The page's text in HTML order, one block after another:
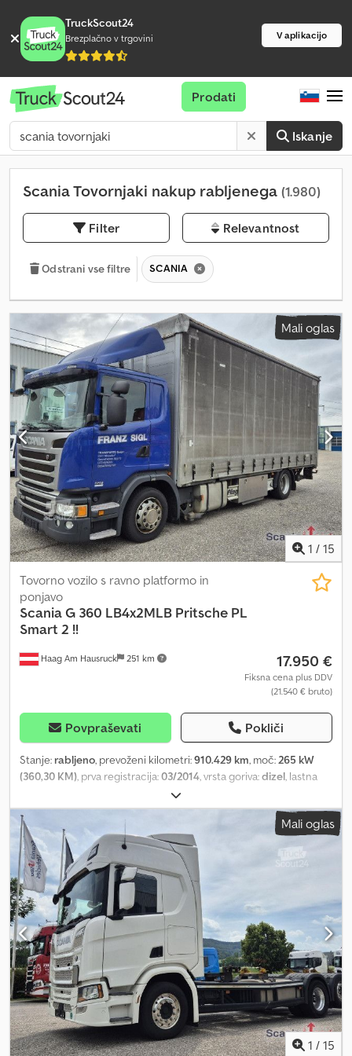
TruckScout24
Brezplačno v trgovini V aplikacijo
Iskanje
Prodati
Scania Tovornjaki nakup rabljenega (1.980)
Filter Relevantnost
Odstrani vse filtre SCANIA
Mali oglas
1 / 15
Haag Am Hausruck 251 km
Tovorno vozilo s ravno platformo in
ponjavo
ScaniaG 360 LB4x2MLB Pritsche PL
Smart 2 !!
17.950 €
Fiksna cena plus DDV
(21.540 € bruto)
Povpraševati Pokliči
Stanje: rabljeno, prevoženi kilometri:910.429 km, moč:265 kW
(360,30 KM), prva registracija:03/2014, vrsta goriva:dizel, lastna
, največja dovoljena obremenitev:
masa:18.000 kg, velikost pnevmatike:295/60 R22,5, konfiguracija
osi: 4x2 , medosna razdalja:
, voznikova
kabina:
drugo , vrsta prenosa:samodejen
vzmetenje:zrak, število sedežev: 2, Oprema:
ABS, dvižna zadnja
plošča, klimatska naprava, nadzor oprijema, nizka raven hrupa,
računalnik na krovu, spojka prikolice, tempomat, zapora
diferenciala
, Barva: Modra baltska, lastna teža: 9775 kg, dovoljena
skupna masa: 18000 kg, dimenzija pnevmatik: 295/60 R22.5, 1. os: , 2.
os: , zračna vzmetitev, nakladalna ploščad, retarder, digitalni
tahograf, elektronski zavorni sistem EBS, sistem za nadzor zdrsa
pogonskih koles ASR, prilagodljivi tempomat ACC, žarometi H7,
radio, večfunkcijski zaslon, priprava za mobilni telefon Bluetooth,
nastavljiv volanski stolpec, strešno okno, pomična streha, prikaz
zunanje temperature, megleni žarometi, ogledala za nadzor
robnika, širokokotna ogledala, blokada motorja, centralno
Mali oglas
1 / 15